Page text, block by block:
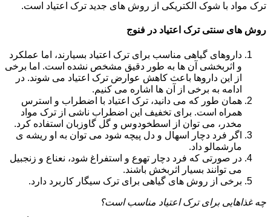
ترک مواد با شوک الکتریکی از روش های جدید ترک اعتیاد است.
روش های سنتی ترک اعتیاد در فنوج
داروهای گیاهی مناسب برای ترک اعتیاد بسیارند، اما عملکرد
و اثربخشی آن ها به طور دقیق مشخص نشده است. اما برخی
از این داروها باعث کاهش عوارض ترک اعتیاد می شوند. در
ادامه به برخی از آن ها اشاره می کنیم.
همان طور که می دانید، ترک اعتیاد با اضطراب و استرس
همراه است. برای تخفیف این اضطراب ناشی از ترک مواد
مخدر، می توان از اسطخودوس و گل گاوزبان استفاده کرد.
اگر فرد دچار اسهال و دل پیچه شود می توان به او ریشه ی
مارشمالو داد.
در صورتی که فرد دچار تهوع و استفراغ شود، نعناع و زنجبیل
می توانند بسیار اثربخش باشند.
برخی از روش های گیاهی برای ترک سیگار کاربرد دارد.
چه غذاهایی برای ترک اعتیاد مناسب است؟